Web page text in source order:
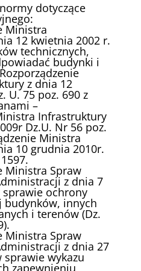
dotyczące
Ministra
12 kwietnia 2002 r.
technicznych,
budynki i
z dnia 12
U. 75 poz. 690 z
–
Infrastruktury
Dz.U. Nr 56 poz.
Ministra
10 grudnia 2010r.
Ministra Spraw
z dnia 7
sprawie ochrony
budynków, innych
i terenów (Dz.
Ministra Spraw
z dnia 27
sprawie wykazu
zapewnieniu